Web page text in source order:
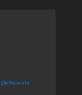
@elfocovzla